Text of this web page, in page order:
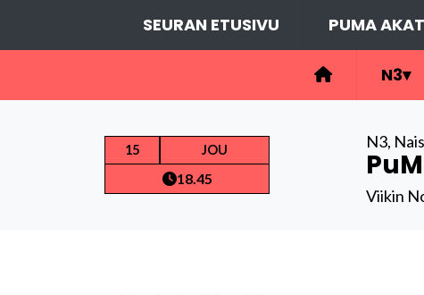
SEURAN ETUSIVU PUMA
N3▾
15 JOU
18.45
N3,
Viikin